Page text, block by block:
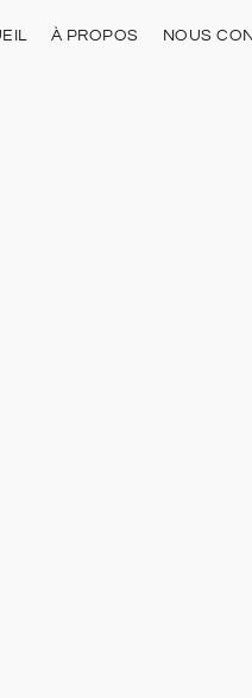
À PROPOS NOUS